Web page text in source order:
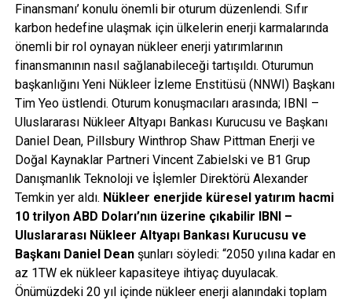
Finansmanı’ konulu önemli bir oturum düzenlendi. Sıfır
karbon hedefine ulaşmak için ülkelerin enerji karmalarında
önemli bir rol oynayan nükleer enerji yatırımlarının
finansmanının nasıl sağlanabileceği tartışıldı. Oturumun
başkanlığını Yeni Nükleer İzleme Enstitüsü (NNWI) Başkanı
Tim Yeo üstlendi. Oturum konuşmacıları arasında; IBNI –
Uluslararası Nükleer Altyapı Bankası Kurucusu ve Başkanı
Daniel Dean, Pillsbury Winthrop Shaw Pittman Enerji ve
Doğal Kaynaklar Partneri Vincent Zabielski ve B1 Grup
Danışmanlık Teknoloji ve İşlemler Direktörü Alexander
Temkin yer aldı. Nükleer enerjide küresel yatırım hacmi
10 trilyon ABD Doları’nın üzerine çıkabilir IBNI –
Uluslararası Nükleer Altyapı Bankası Kurucusu ve
Başkanı Daniel Deanşunları söyledi: “2050 yılına kadar en
az 1TW ek nükleer kapasiteye ihtiyaç duyulacak.
Önümüzdeki 20 yıl içinde nükleer enerji alanındaki toplam